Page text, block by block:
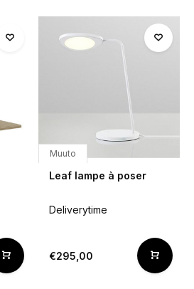
Muuto
Leaf lampe à poser
Deliverytime
€295,00